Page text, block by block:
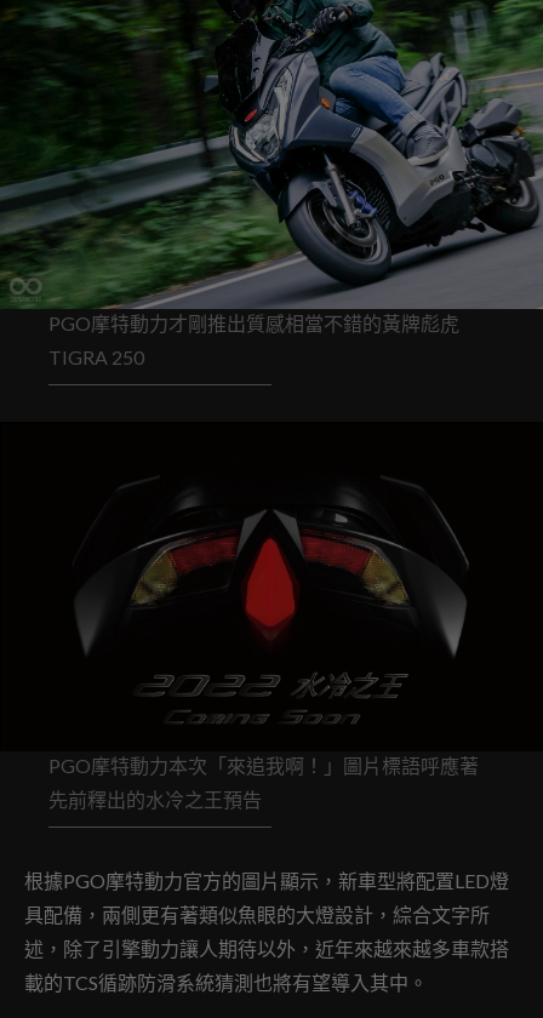
PGO摩特動力才剛推出質感相當不錯的黃牌彪虎
TIGRA 250
PGO摩特動力本次「來追我啊！」圖片標語呼應著
先前釋出的水冷之王預告
根據PGO摩特動力官方的圖片顯示，新車型將配置LED燈
具配備，兩側更有著類似魚眼的大燈設計，綜合文字所
述，除了引擎動力讓人期待以外，近年來越來越多車款搭
載的TCS循跡防滑系統猜測也將有望導入其中。